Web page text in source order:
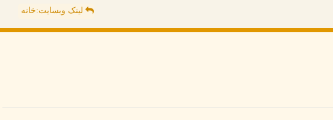
لینک وبسایت:خانه